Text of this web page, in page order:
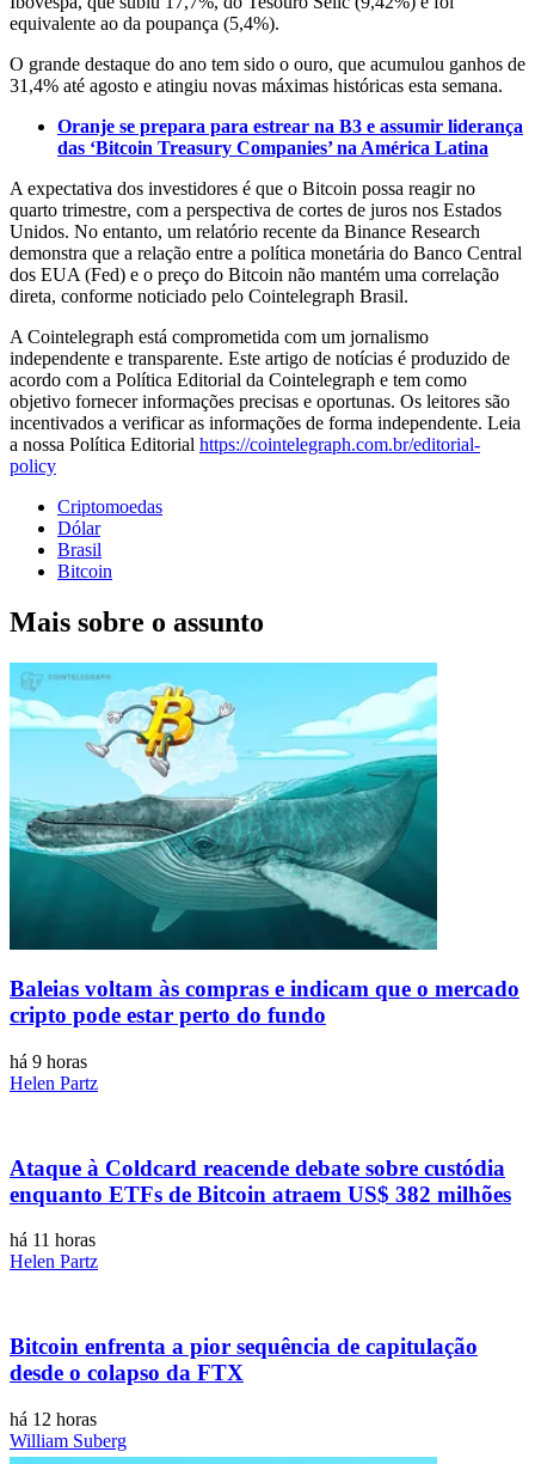
equivalente ao da poupança (5,4%).
O grande destaque do ano tem sido o ouro, que acumulou ganhos de
31,4% até agosto e atingiu novas máximas históricas esta semana.
Oranje se prepara para estrear na B3 e assumir liderança
das ‘Bitcoin Treasury Companies’ na América Latina
A expectativa dos investidores é que o Bitcoin possa reagir no
quarto trimestre, com a perspectiva de cortes de juros nos Estados
Unidos. No entanto, um relatório recente da Binance Research
demonstra que a relação entre a política monetária do Banco Central
dos EUA (Fed) e o preço do Bitcoin não mantém uma correlação
direta, conforme noticiado pelo Cointelegraph Brasil.
A Cointelegraph está comprometida com um jornalismo
independente e transparente. Este artigo de notícias é produzido de
acordo com a Política Editorial da Cointelegraph e tem como
objetivo fornecer informações precisas e oportunas. Os leitores são
incentivados a verificar as informações de forma independente. Leia
a nossa Política Editorial https://cointelegraph.com.br/editorial-
policy
Criptomoedas
Dólar
Brasil
Bitcoin
Mais sobre o assunto
Baleias voltam às compras e indicam que o mercado
cripto pode estar perto do fundo
há 9 horas
Helen Partz
Ataque à Coldcard reacende debate sobre custódia
enquanto ETFs de Bitcoin atraem US$ 382 milhões
há 11 horas
Helen Partz
Bitcoin enfrenta a pior sequência de capitulação
desde o colapso da FTX
há 12 horas
William Suberg